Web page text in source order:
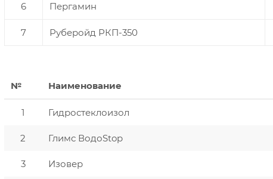
6 Пергамин
7 Руберойд РКП-350
№ Наименование
1 Гидростеклоизол
2 Глимс ВодоStop
3 Изовер